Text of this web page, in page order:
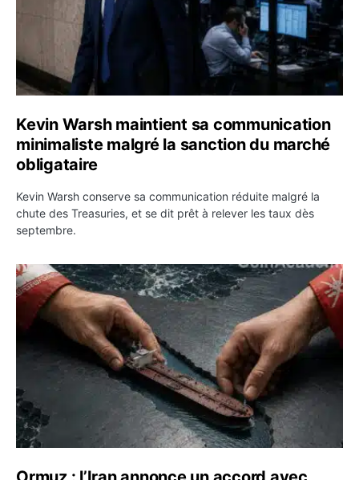
Kevin Warsh maintient sa communication
minimaliste malgré la sanction du marché
obligataire
Kevin Warsh conserve sa communication réduite malgré la
chute des Treasuries, et se dit prêt à relever les taux dès
septembre.
Ormuz : l’Iran annonce un accord avec Oman sur une